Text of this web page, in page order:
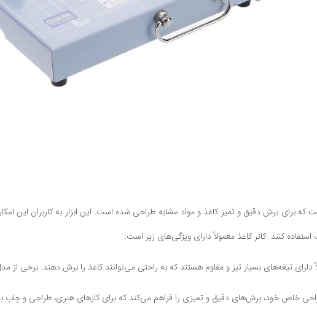
برای برش دقیق و تمیز کاغذ و مواد مشابه طراحی شده است. این ابزار به کاربران این
کنند. کاتر کاغذ معمولاً دارای ویژگی‌های زیر است:
دارای تیغه‌های بسیار تیز و مقاوم هستند که به راحتی می‌توانند کاغذ را برش دهند. برخی از
طراحی خاص خود، برش‌های دقیق و تمیزی را فراهم می‌کند که برای کارهای هنری، طراحی و چاپ